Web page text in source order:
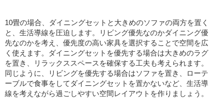
10畳の場合、ダイニングセットと大きめのソファの両方を置く
と、生活導線を圧迫します。リビング優先なのかダイニング優
先なのかを考え、優先度の高い家具を選択することで空間を広
く使えます。ダイニングセットを優先する場合は大きめのラグ
を置き、リラックススペースを確保する工夫も考えられます。
同じように、リビングを優先する場合はソファを置き、ローテ
ーブルで食事をしてダイニングセットを置かないなど、生活導
線を考えながら過ごしやすい空間レイアウトを作りましょう。